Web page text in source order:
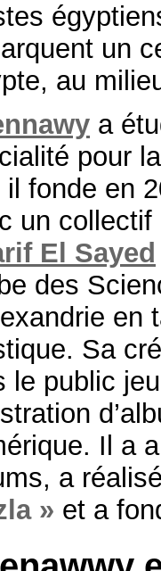
un
au
a
pour
il fonde en
un collectif
El Sayed
des
en
Sa
le public
Il a
a
» et a